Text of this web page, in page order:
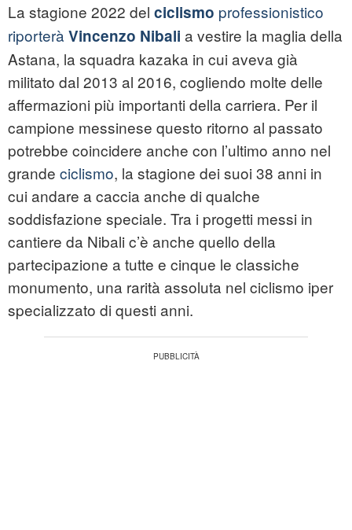
La stagione 2022 del ciclismo professionistico
riporterà Vincenzo Nibali a vestire la maglia della
Astana, la squadra kazaka in cui aveva già
militato dal 2013 al 2016, cogliendo molte delle
affermazioni più importanti della carriera. Per il
campione messinese questo ritorno al passato
potrebbe coincidere anche con l’ultimo anno nel
grande ciclismo, la stagione dei suoi 38 anni in
cui andare a caccia anche di qualche
soddisfazione speciale. Tra i progetti messi in
cantiere da Nibali c’è anche quello della
partecipazione a tutte e cinque le classiche
monumento, una rarità assoluta nel ciclismo iper
specializzato di questi anni.